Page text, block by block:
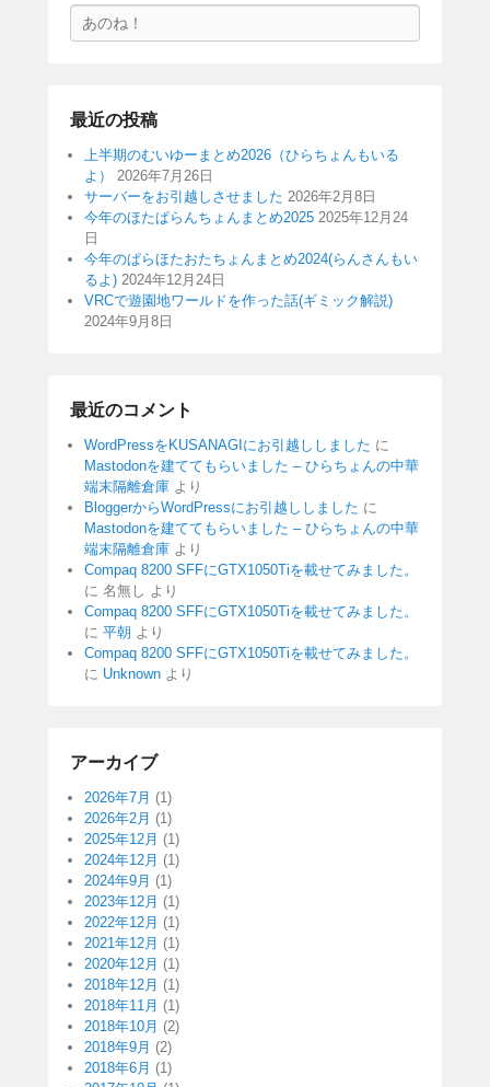
索
最近の投稿
上半期のむいゆーまとめ2026（ひらちょんもいる
よ）
2026年7月26日
サーバーをお引越しさせました 2026年2月8日
今年のほたぱらんちょんまとめ2025 2025年12月24
日
今年のぱらほたおたちょんまとめ2024(らんさんもい
るよ) 2024年12月24日
VRCで遊園地ワールドを作った話(ギミック解説)
2024年9月8日
最近のコメント
WordPressをKUSANAGIにお引越ししました に
Mastodonを建ててもらいました – ひらちょんの中華
端末隔離倉庫 より
BloggerからWordPressにお引越ししました に
Mastodonを建ててもらいました – ひらちょんの中華
端末隔離倉庫 より
Compaq 8200 SFFにGTX1050Tiを載せてみました。
に 名無し より
Compaq 8200 SFFにGTX1050Tiを載せてみました。
に 平朝 より
Compaq 8200 SFFにGTX1050Tiを載せてみました。
に Unknown より
アーカイブ
2026年7月 (1)
2026年2月 (1)
2025年12月 (1)
2024年12月 (1)
2024年9月 (1)
2023年12月 (1)
2022年12月 (1)
2021年12月 (1)
2020年12月 (1)
2018年12月 (1)
2018年11月 (1)
2018年10月 (2)
2018年9月 (2)
2018年6月 (1)